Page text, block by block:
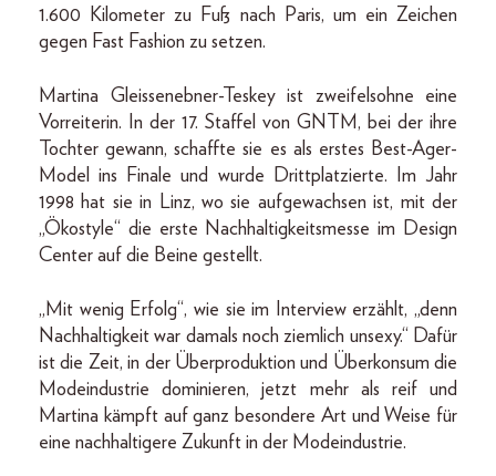
1.600 Kilometer zu Fuß nach Paris, um ein Zeichen
gegen Fast Fashion zu setzen.
Martina Gleissenebner-Teskey ist zweifelsohne eine
Vorreiterin. In der 17. Staffel von GNTM, bei der ihre
Tochter gewann, schaffte sie es als erstes Best-Ager-
Model ins Finale und wurde Drittplatzierte. Im Jahr
1998 hat sie in Linz, wo sie aufgewachsen ist, mit der
„Ökostyle“ die erste Nachhaltigkeitsmesse im Design
Center auf die Beine gestellt.
„Mit wenig Erfolg“, wie sie im Interview erzählt, „denn
Nachhaltigkeit war damals noch ziemlich unsexy.“ Dafür
ist die Zeit, in der Überproduktion und Überkonsum die
Modeindustrie dominieren, jetzt mehr als reif und
Martina kämpft auf ganz besondere Art und Weise für
eine nachhaltigere Zukunft in der Modeindustrie.